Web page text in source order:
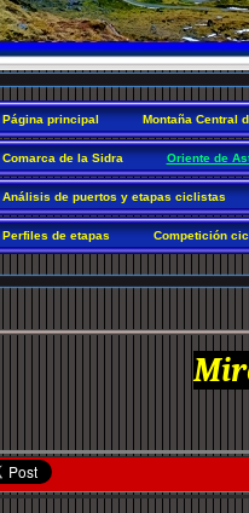
Página principal Montaña Central
Comarca de la Sidra Oriente de
Análisis de puertos y etapas ciclistas
Perfiles de etapas Competición